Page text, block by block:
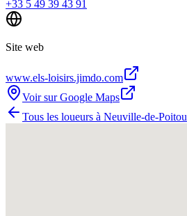
+33 5 49 39 43 91
Site web
www.els-loisirs.jimdo.com
Voir sur Google Maps
Tous les loueurs à Neuville-de-Poitou